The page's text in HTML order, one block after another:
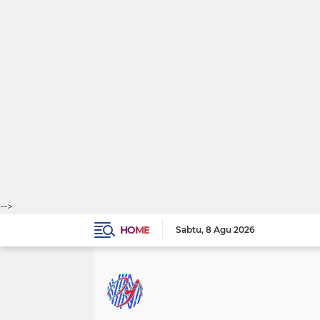
-->
HOME
Sabtu 8 Agu 2026